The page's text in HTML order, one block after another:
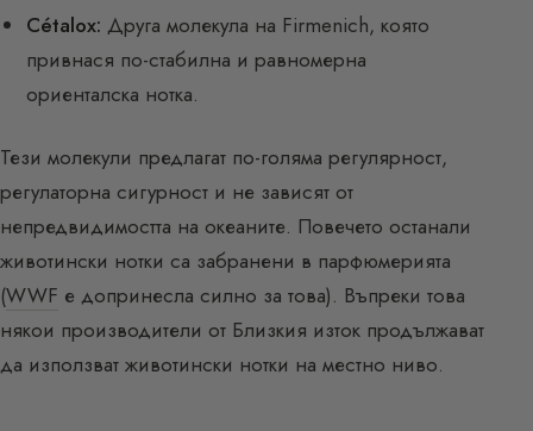
Cétalox: Друга молекула на Firmenich, която
привнася по-стабилна и равномерна
ориенталска нотка.
Тези молекули предлагат по-голяма регулярност,
регулаторна сигурност и не зависят от
непредвидимостта на океаните. Повечето останали
животински нотки са забранени в парфюмерията
(WWF е допринесла силно за това). Въпреки това
някои производители от Близкия изток продължават
да използват животински нотки на местно ниво.